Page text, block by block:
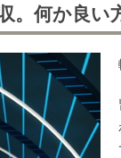
。何か良い